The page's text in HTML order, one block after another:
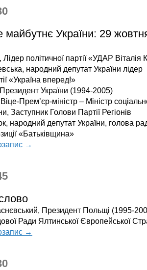
України: 29
Лідер політичної партії «УДАР Віталія
народний депутат України лідер
«Україна вперед!»
України (1994-2005)
Віце-Прем’єр-міністр – Міністр
Заступник Голови Партії Регіонів
народний депутат України, голова
«Батьківщина»
→
Президент Польщі (1995-
Ради Ялтинської Європейської
→